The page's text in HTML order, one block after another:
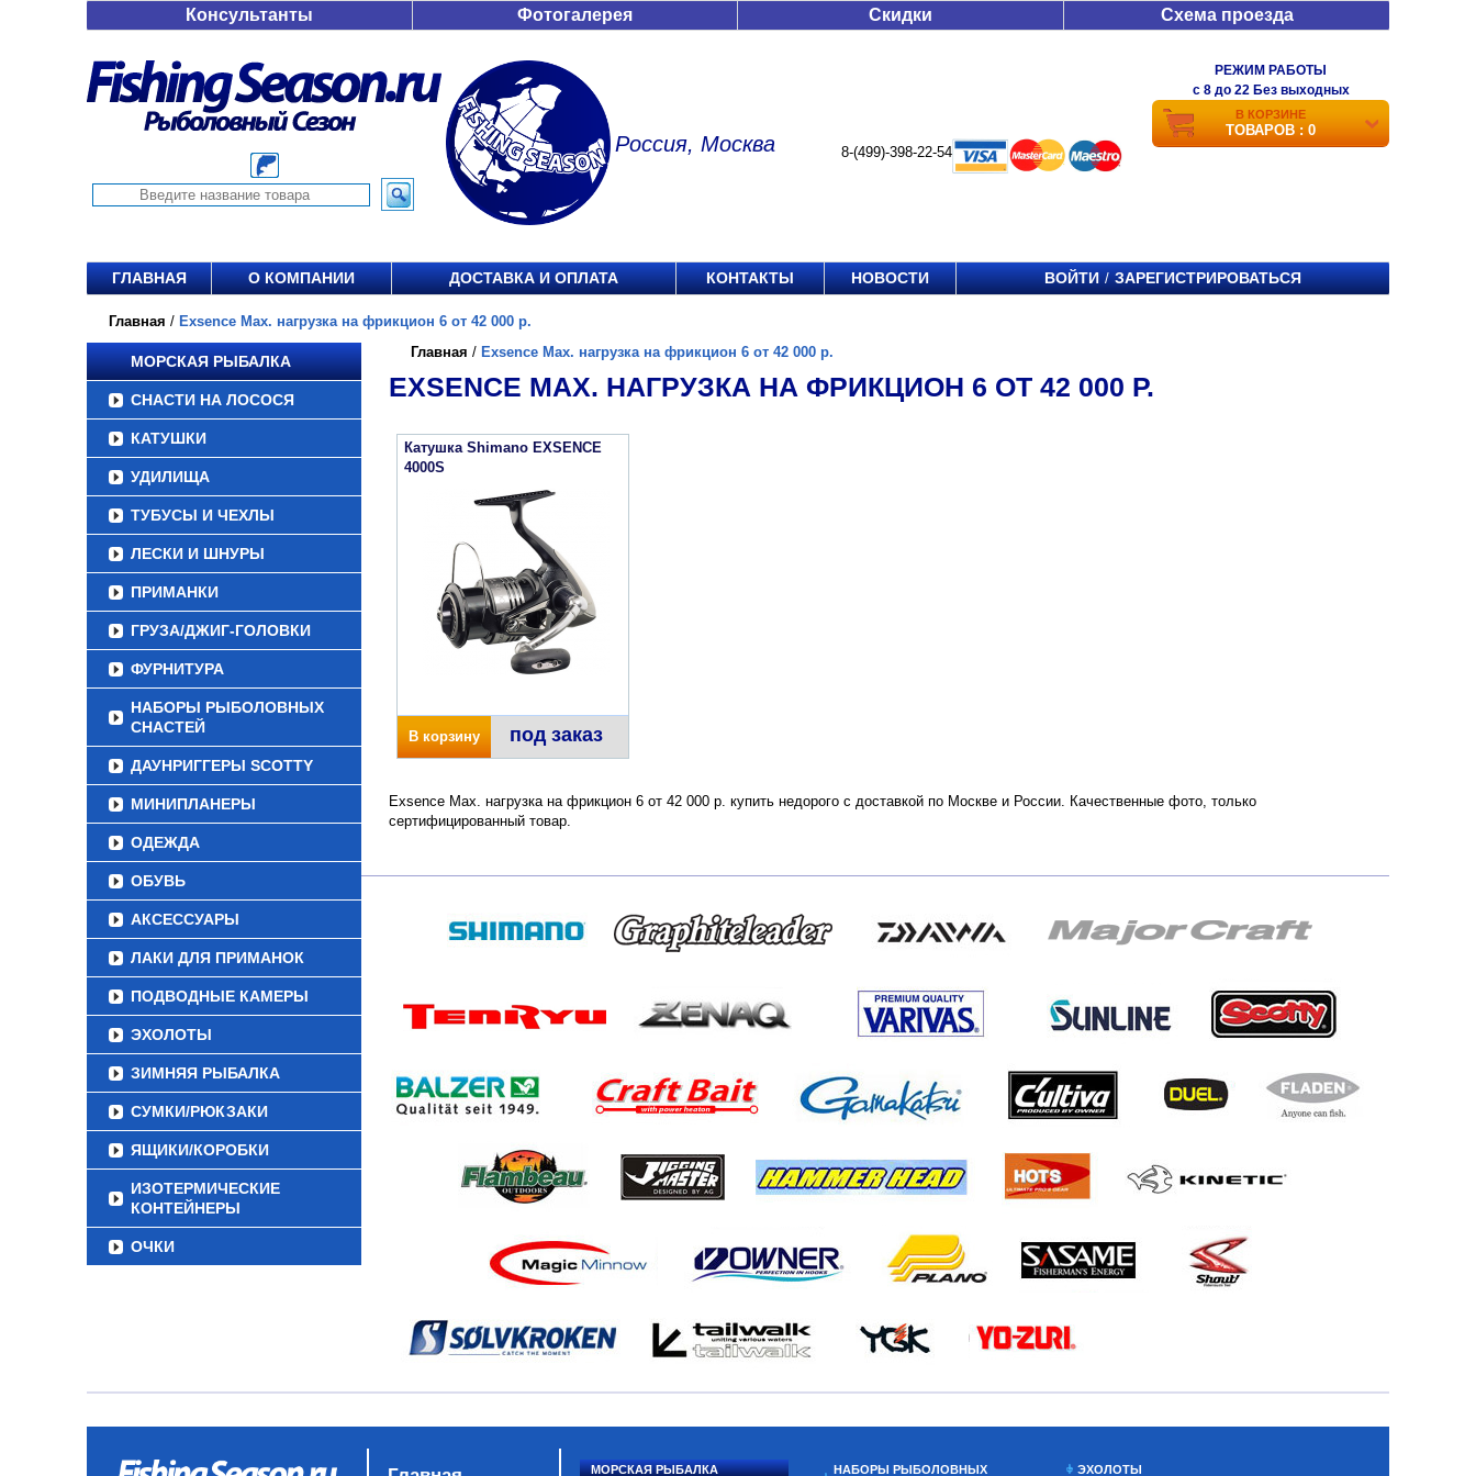
Консультанты Фотогалерея Скидки Схема проезда
Россия, Москва 8-(499)-398-22-54
РЕЖИМ РАБОТЫ
c 8 до 22 Без выходных
В КОРЗИНЕ
ТОВАРОВ : 0
ГЛАВНАЯ О КОМПАНИИ ДОСТАВКА И ОПЛАТА КОНТАКТЫ НОВОСТИ ВОЙТИ / ЗАРЕГИСТРИРОВАТЬСЯ
Главная / Exsence Max. нагрузка на фрикцион 6 от 42 000 р.
МОРСКАЯ РЫБАЛКА
СНАСТИ НА ЛОСОСЯ
КАТУШКИ
УДИЛИЩА
ТУБУСЫ И ЧЕХЛЫ
ЛЕСКИ И ШНУРЫ
ПРИМАНКИ
ГРУЗА/ДЖИГ-ГОЛОВКИ
ФУРНИТУРА
НАБОРЫ РЫБОЛОВНЫХ
СНАСТЕЙ
ДАУНРИГГЕРЫ SCOTTY
МИНИПЛАНЕРЫ
ОДЕЖДА
ОБУВЬ
АКСЕССУАРЫ
ЛАКИ ДЛЯ ПРИМАНОК
ПОДВОДНЫЕ КАМЕРЫ
ЭХОЛОТЫ
ЗИМНЯЯ РЫБАЛКА
СУМКИ/РЮКЗАКИ
ЯЩИКИ/КОРОБКИ
ИЗОТЕРМИЧЕСКИЕ
КОНТЕЙНЕРЫ
ОЧКИ
Главная / Exsence Max. нагрузка на фрикцион 6 от 42 000 р.
EXSENCE MAX. НАГРУЗКА НА ФРИКЦИОН 6 ОТ 42 000 Р.
Катушка Shimano EXSENCE
4000S
В корзину под заказ
Exsence Max. нагрузка на фрикцион 6 от 42 000 р. купить недорого с доставкой по Москве и России. Качественные фото, только
сертифицированный товар.
МОРСКАЯ РЫБАЛКА НАБОРЫ РЫБОЛОВНЫХ ЭХОЛОТЫ